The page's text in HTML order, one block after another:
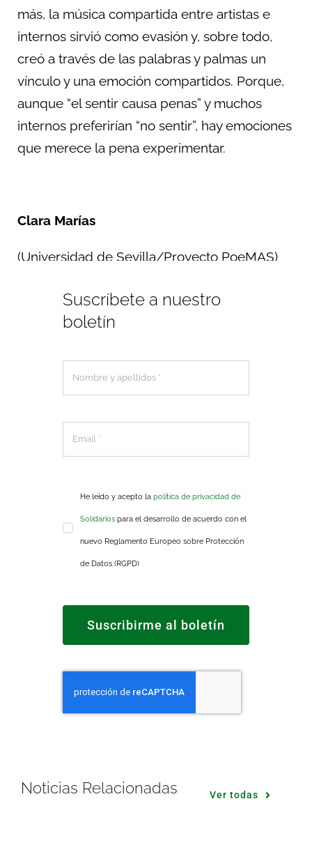
más, la música compartida entre artistas e
internos sirvió como evasión y, sobre todo,
creó a través de las palabras y palmas un
vínculo y una emoción compartidos. Porque,
aunque “el sentir causa penas” y muchos
internos preferirían “no sentir”, hay emociones
que merece la pena experimentar.
Clara Marías
(Universidad de Sevilla/Proyecto PoeMAS)
Suscríbete a nuestro
boletín
He leído y acepto lapolítica de privacidad de
Solidarios para el desarrollo de acuerdo con el
nuevo Reglamento Europeo sobre Protección
de Datos (RGPD)
Suscribirme al boletín
Noticias Relacionadas Ver todas